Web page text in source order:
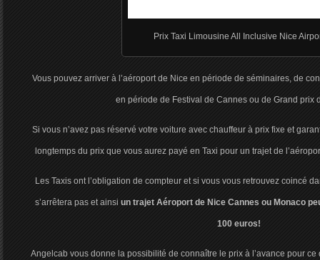
Prix Taxi Limousine All Inclusive Nice
Vous pouvez arriver à l’aéroport de Nice en période de séminaires, de
en période de Festival de Cannes ou de Grand prix
Si vous n’avez pas réservé votre voiture avec chauffeur à prix fixe et
longtemps du prix que vous aurez payé en Taxi pour un trajet de
Les Taxis ont l’obligation de compteur et si vous vous retrouvez coincé
s’arrêtera pas et ainsi un trajet Aéroport de Nice Cannes ou Monaco
100 euros!
Angelcab vous donne la possibilité de connaître le prix à l’avance pour